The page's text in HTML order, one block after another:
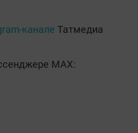
канале Татмедиа
MАХ: